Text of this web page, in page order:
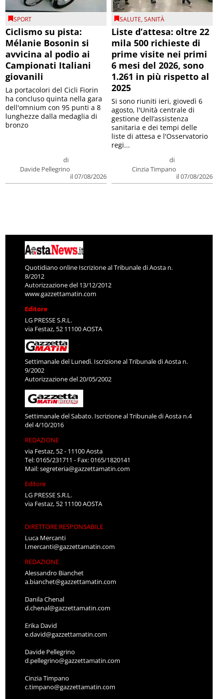
SPORT
Ciclismo su pista:
Mélanie Bosonin si
avvicina al podio ai
Campionati Italiani
giovanili
di
Davide Pellegrino
il 07/08/2026
La portacolori del Cicli Fiorin
ha concluso quinta nella gara
dell'omnium con 95 punti a 8
lunghezze dalla medaglia di
bronzo
SALUTE,SANITÀ
Liste d’attesa: oltre 22
mila 500 richieste di
prime visite nei primi
6 mesi del 2026, sono
1.261 in più rispetto al
2025
di
Cinzia Timpano
il 07/08/2026
Si sono riuniti ieri, giovedì 6
agosto, l'Unità centrale di
gestione dell’assistenza
sanitaria e dei tempi delle
liste di attesa e l'Osservatorio
regi...
Quotidiano online Iscrizione al Tribunale di Aosta n.
8/2012
Autorizzazione del 13/12/2012
www.gazzettamatin.com
Editore
LG PRESSE S.R.L.
via Festaz, 52 11100 AOSTA
Settimanale del Lunedì. Iscrizione al Tribunale di Aosta n.
9/2002
Autorizzazione del 20/05/2002
Settimanale del Sabato. Iscrizione al Tribunale di Aosta n.4
del 4/10/2016
REDAZIONE
via Festaz, 52 - 11100 Aosta
Tel: 0165/231711 - Fax: 0165/1820141
Mail:segreteria@gazzettamatin.com
Editore
LG PRESSE S.R.L.
via Festaz, 52 11100 AOSTA
DIRETTORE RESPONSABILE
Luca Mercanti
l.mercanti@gazzettamatin.com
REDAZIONE
Alessandro Bianchet
a.bianchet@gazzettamatin.com
Danila Chenal
d.chenal@gazzettamatin.com
Erika David
e.david@gazzettamatin.com
Davide Pellegrino
d.pellegrino@gazzettamatin.com
Cinzia Timpano
c.timpano@gazzettamatin.com